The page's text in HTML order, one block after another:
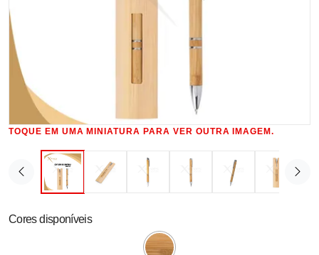
TOQUE EM UMA MINIATURA PARA VER OUTRA IMAGEM.
Cores disponíveis